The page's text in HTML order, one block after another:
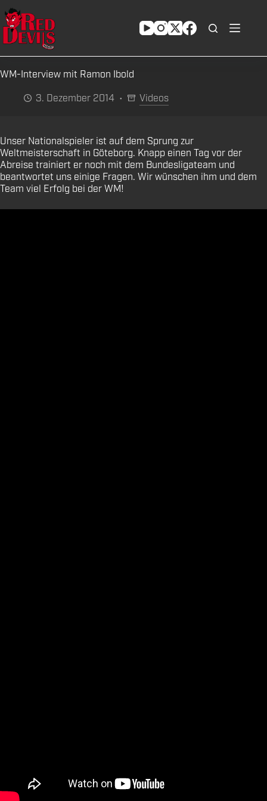
Zum
Inhalt
springen
WM-Interview mit Ramon Ibold
3. Dezember 2014
Videos
Unser Nationalspieler ist auf dem Sprung zur
Weltmeisterschaft in Göteborg. Knapp einen Tag vor der
Abreise trainiert er noch mit dem Bundesligateam und
beantwortet uns einige Fragen. Wir wünschen ihm und dem
Team viel Erfolg bei der WM!